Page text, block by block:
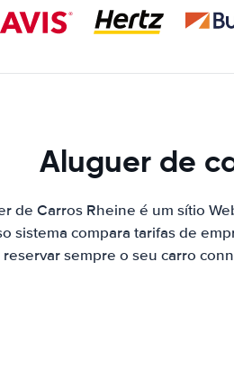
Aluguer de
de Carros Rheine é um sítio
sistema compara tarifas de
reservar sempre o seu carro